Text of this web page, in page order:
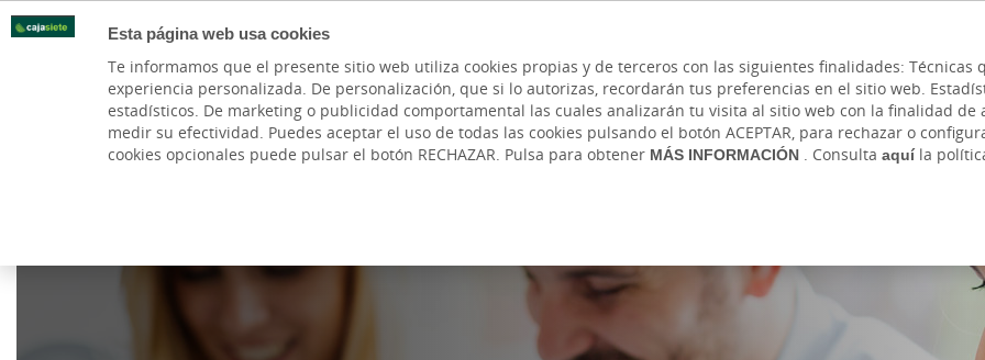
Esta página web usa cookies
Te informamos que el presente sitio web utiliza cookies propias y de terceros con las siguientes finalidades:
experiencia personalizada. De personalización, que si lo autorizas, recordarán tus preferencias en el sitio web.
estadísticos. De marketing o publicidad comportamental las cuales analizarán tu visita al sitio web con la finalidad
medir su efectividad. Puedes aceptar el uso de todas las cookies pulsando el botón ACEPTAR, para rechazar o
cookies opcionales puede pulsar el botón RECHAZAR. Pulsa para obtener MÁS INFORMACIÓN. Consulta aquíla
PARTICULARES BANCA PRIVADA AUTÓNOMOS Y EMPRENDEDORES
Subvenciones Cuenta y Tarjetas TPVs, Cobros y Pagos Sostenibilidad Financiación Ahorro e